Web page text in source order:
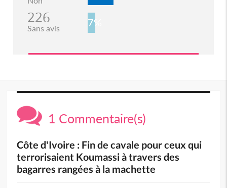
226
Sans avis 7%
1 Commentaire(s)
Côte d'Ivoire : Fin de cavale pour ceux qui
terrorisaient Koumassi à travers des
bagarres rangées à la machette